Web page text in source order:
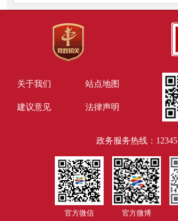
关于我们 站点地图
建议意见 法律声明
政务服务热线：12345
官方微信 官方微博